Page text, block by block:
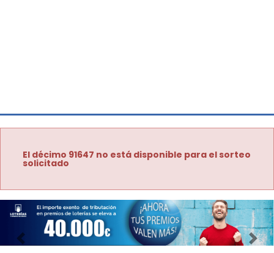
El décimo 91647 no está disponible para el sorteo
solicitado
Imagen anterior